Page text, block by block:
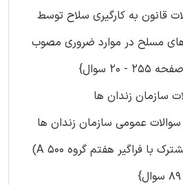
قانون به کارگیری سلاح توسط
مسلح در موارد ضروری مصوب
سازمان زندان ها
سوالات عمومی سازمان زندان ها
آبان 1398 (مشترک با فراگیر هفتم گروه A 500)